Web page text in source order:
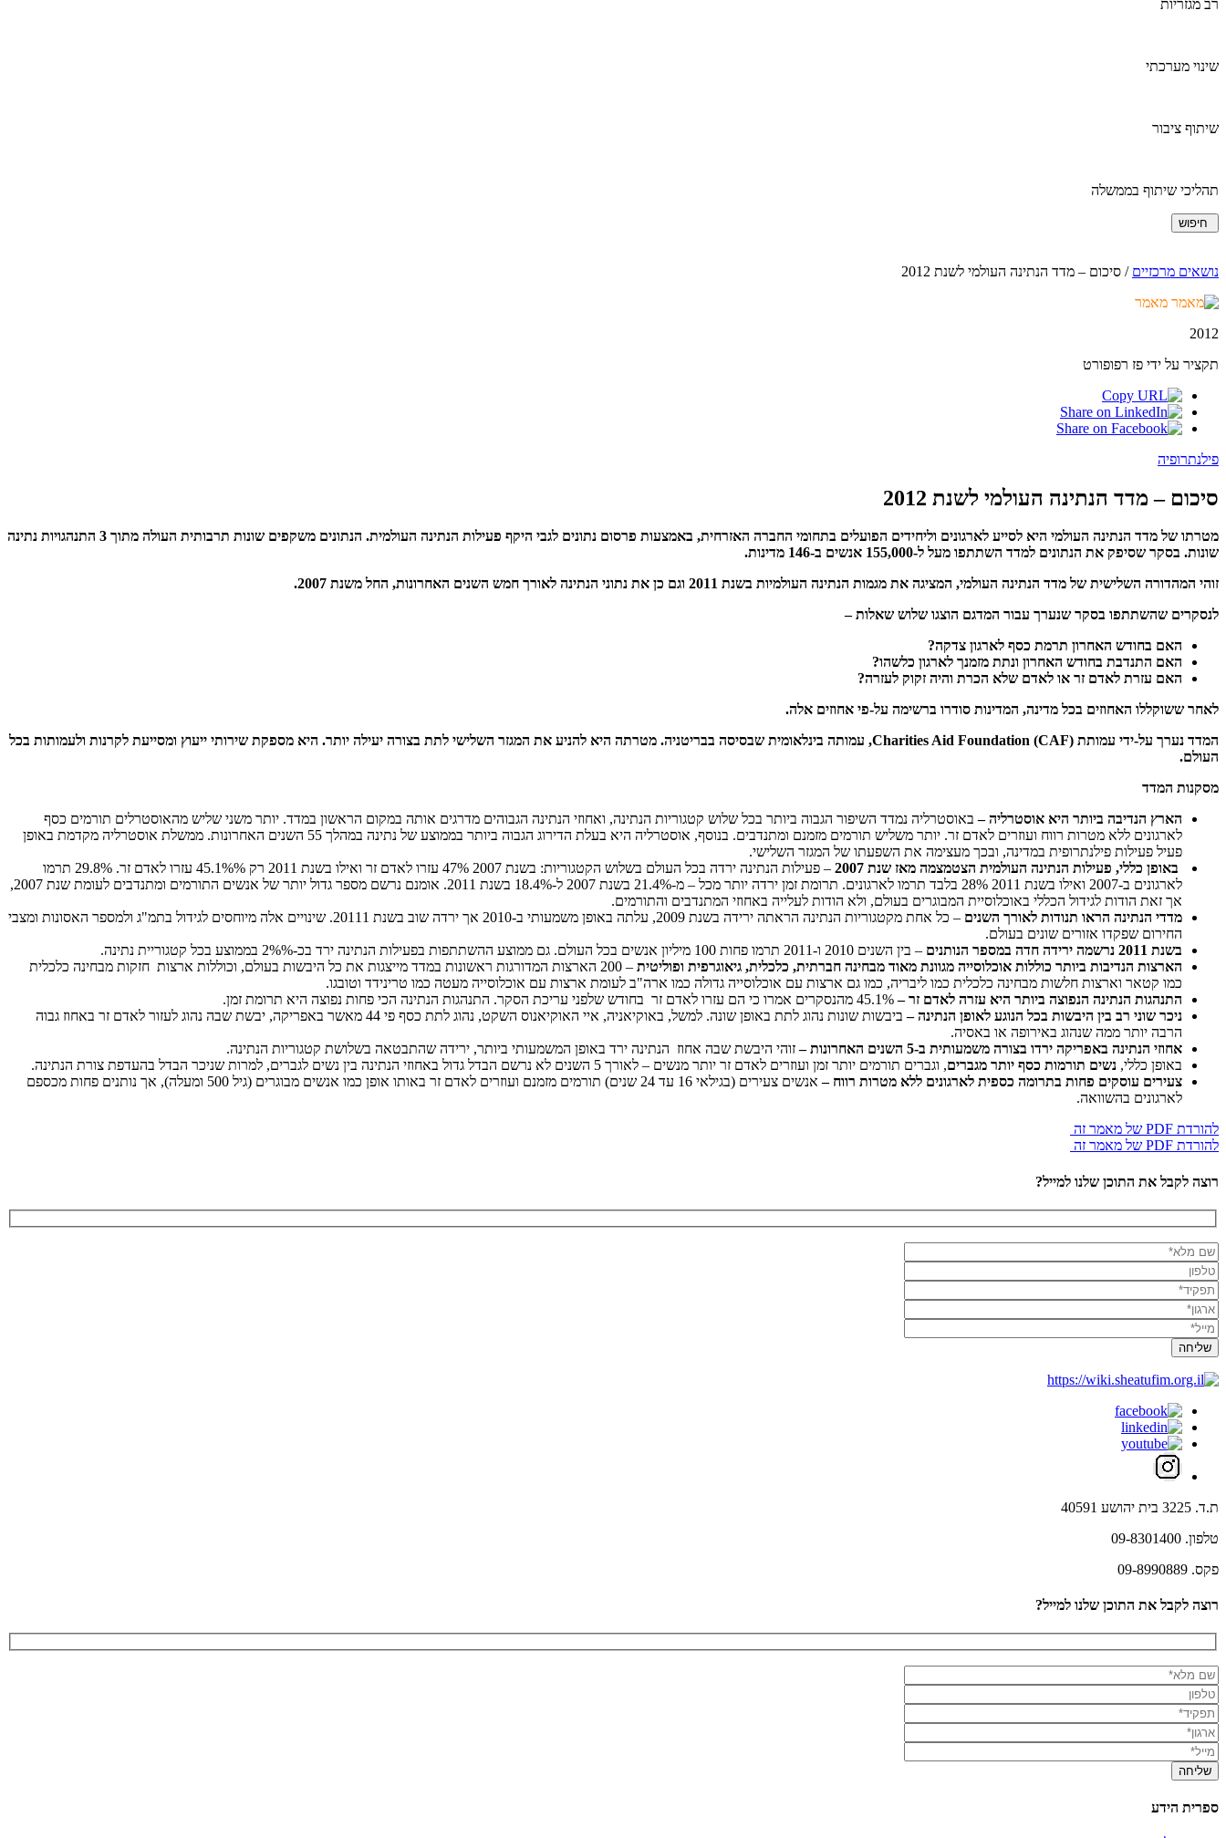
רב מגזריות
שינוי מערכתי
שיתוף ציבור
תהליכי שיתוף בממשלה
נושאים מרכזיים / סיכום – מדד הנתינה העולמי לשנת 2012
מאמר
2012
תקציר על ידי פז רפופורט
פילנתרופיה
סיכום – מדד הנתינה העולמי לשנת 2012
מטרתו של מדד הנתינה העולמי היא לסייע לארגונים וליחידים הפועלים בתחומי החברה האזרחית, באמצעות פרסום נתונים לגבי היקף פעילות הנתינה העולמית. הנתונים משקפים שונות תרבותית העולה מתוך 3 התנהגויות נתינה
שונות. בסקר שסיפק את הנתונים למדד השתתפו מעל ל-155,000 אנשים ב-146 מדינות.
זוהי המהדורה השלישית של מדד הנתינה העולמי, המציגה את מגמות הנתינה העולמיות בשנת 2011 וגם כן את נתוני הנתינה לאורך חמש השנים האחרונות, החל משנת 2007.
לנסקרים שהשתתפו בסקר שנערך עבור המדגם הוצגו שלוש שאלות –
האם בחודש האחרון תרמת כסף לארגון צדקה?
האם התנדבת בחודש האחרון ונתת מזמנך לארגון כלשהו?
האם עזרת לאדם זר או לאדם שלא הכרת והיה זקוק לעזרה?
לאחר ששוקללו האחוזים בכל מדינה, המדינות סודרו ברשימה על-פי אחוזים אלה.
המדד נערך על-ידי עמותת Charities Aid Foundation (CAF), עמותה בינלאומית שבסיסה בבריטניה. מטרתה היא להניע את המגזר השלישי לתת בצורה יעילה יותר. היא מספקת שירותי ייעוץ ומסייעת לקרנות ולעמותות בכל
העולם.
מסקנות המדד
הארץ הנדיבה ביותר היא אוסטרליה –באוסטרליה נמדד השיפור הגבוה ביותר בכל שלוש קטגוריות הנתינה, ואחוזי הנתינה הגבוהים מדרגים אותה במקום הראשון במדד. יותר משני שליש מהאוסטרלים תורמים כסף
לארגונים ללא מטרות רווח ועוזרים לאדם זר. יותר משליש תורמים מזמנם ומתנדבים. בנוסף, אוסטרליה היא בעלת הדירוג הגבוה ביותר בממוצע של נתינה במהלך 55 השנים האחרונות. ממשלת אוסטרליה מקדמת באופן
פעיל פעילות פילנתרופית במדינה, ובכך מעצימה את השפעתו של המגזר השלישי.
באופן כללי, פעילות הנתינה העולמית הצטמצמה מאז שנת 2007
– פעילות הנתינה ירדה בכל העולם בשלוש הקטגוריות: בשנת 2007 47% עזרו לאדם זר ואילו בשנת 2011 רק 45.1%% עזרו לאדם זר. 29.8% תרמו
לארגונים ב-2007 ואילו בשנת 2011 28% בלבד תרמו לארגונים. תרומת זמן ירדה יותר מכל – מ-21.4% בשנת 2007 ל-18.4% בשנת 2011. אומנם נרשם מספר גדול יותר של אנשים התורמים ומתנדבים לעומת שנת 2007,
אך זאת הודות לגידול הכללי באוכלוסיית המבוגרים בעולם, ולא הודות לעלייה באחוזי המתנדבים והתורמים.
מדדי הנתינה הראו תנודות לאורך השנים
– כל אחת מקטגוריות הנתינה הראתה ירידה בשנת 2009, עלתה באופן משמעותי ב-2010 אך ירדה שוב בשנת 20111. שינויים אלה מיוחסים לגידול בתמ"ג ולמספר האסונות ומצבי
החירום שפקדו אזורים שונים בעולם.
בשנת 2011 נרשמה ירידה חדה במספר הנותנים
– בין השנים 2010 ו-2011 תרמו פחות 100 מיליון אנשים בכל העולם. גם ממוצע ההשתתפות בפעילות הנתינה ירד בכ-2%% בממוצע בכל קטגוריית נתינה.
הארצות הנדיבות ביותר כוללות אוכלוסייה מגוונת מאוד מבחינה חברתית, כלכלית, גיאוגרפית ופוליטית
– 200 הארצות המדורגות ראשונות במדד מייצגות את כל היבשות בעולם, וכוללות ארצות חזקות מבחינה כלכלית
כמו קטאר וארצות חלשות מבחינה כלכלית כמו ליבריה, כמו גם ארצות עם אוכלוסייה גדולה כמו ארה"ב לעומת ארצות עם אוכלוסייה מעטה כמו טרינידד וטובגו.
התנהגות הנתינה הנפוצה ביותר היא עזרה לאדם זר –45.1% מהנסקרים אמרו כי הם עזרו לאדם זר בחודש שלפני עריכת הסקר. התנהגות הנתינה הכי פחות נפוצה היא תרומת זמן.
ניכר שוני רב בין היבשות בכל הנוגע לאופן הנתינה –
ביבשות שונות נהוג לתת באופן שונה. למשל, באוקיאניה, איי האוקיאנוס השקט, נהוג לתת כסף פי 44 מאשר באפריקה, יבשת שבה נהוג לעזור לאדם זר באחוז גבוה
הרבה יותר ממה שנהוג באירופה או באסיה.
אחוזי הנתינה באפריקה ירדו בצורה משמעותית ב-5 השנים האחרונות –
זוהי היבשת שבה אחוז הנתינה ירד באופן המשמעותי ביותר, ירידה שהתבטאה בשלושת קטגוריות הנתינה.
באופן כללי, נשים תורמות כסף יותר מגברים, וגברים תורמים יותר זמן ועוזרים לאדם זר יותר מנשים – לאורך 5 השנים לא נרשם הבדל גדול באחוזי הנתינה בין נשים לגברים, למרות שניכר הבדל בהעדפת צורת הנתינה.
צעירים עוסקים פחות בתרומה כספית לארגונים ללא מטרות רווח –
אנשים צעירים (בגילאי 16 עד 24 שנים) תורמים מזמנם ועוזרים לאדם זר באותו אופן כמו אנשים מבוגרים (גיל 500 ומעלה), אך נותנים פחות מכספם
לארגונים בהשוואה.
להורדת PDF של מאמר זה
להורדת PDF של מאמר זה
רוצה לקבל את התוכן שלנו למייל?
ת.ד. 3225 בית יהושע 40591
טלפון. 09-8301400
פקס. 09-8990889
רוצה לקבל את התוכן שלנו למייל?
ספרית הידע